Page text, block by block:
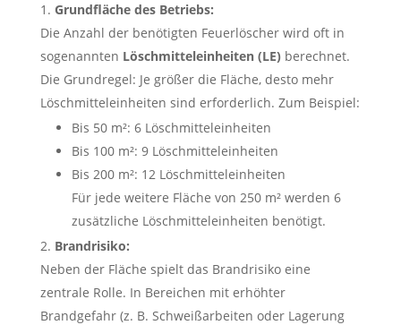
Grundfläche des Betriebs:
Die Anzahl der benötigten Feuerlöscher wird oft in
sogenannten Löschmitteleinheiten (LE) berechnet.
Die Grundregel: Je größer die Fläche, desto mehr
Löschmitteleinheiten sind erforderlich. Zum Beispiel:
Bis 50 m²: 6 Löschmitteleinheiten
Bis 100 m²: 9 Löschmitteleinheiten
Bis 200 m²: 12 Löschmitteleinheiten
Für jede weitere Fläche von 250 m² werden 6
zusätzliche Löschmitteleinheiten benötigt.
Brandrisiko:
Neben der Fläche spielt das Brandrisiko eine
zentrale Rolle. In Bereichen mit erhöhter
Brandgefahr (z. B. Schweißarbeiten oder Lagerung